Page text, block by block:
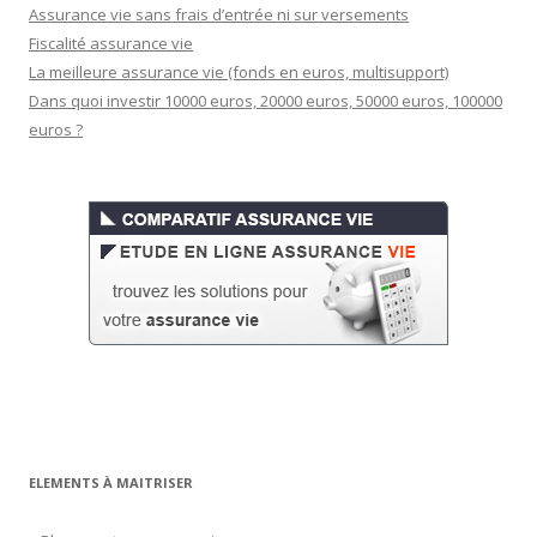
Assurance vie sans frais d’entrée ni sur versements
Fiscalité assurance vie
La meilleure assurance vie (fonds en euros, multisupport)
Dans quoi investir 10000 euros, 20000 euros, 50000 euros, 100000
euros ?
ELEMENTS À MAITRISER